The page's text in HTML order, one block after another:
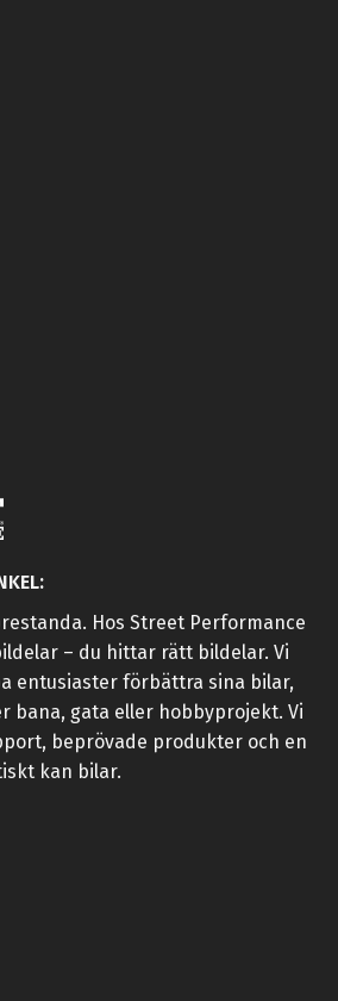
Hos Street Performance
– du hittar rätt bildelar. Vi
entusiaster förbättra sina bilar,
bana, gata eller hobbyprojekt. Vi
beprövade produkter och en
kan bilar.